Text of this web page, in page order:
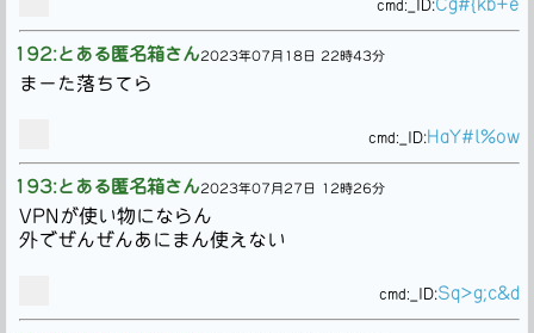
cmd: _ID:Cg#{kb+e
192:とある匿名箱さん2023年07月18日 22時43分
まーた落ちてら
cmd: _ID:HaY#l%ow
193:とある匿名箱さん2023年07月27日 12時26分
VPNが使い物にならん
外でぜんぜんあにまん使えない
cmd: _ID:Sq>g;c&d